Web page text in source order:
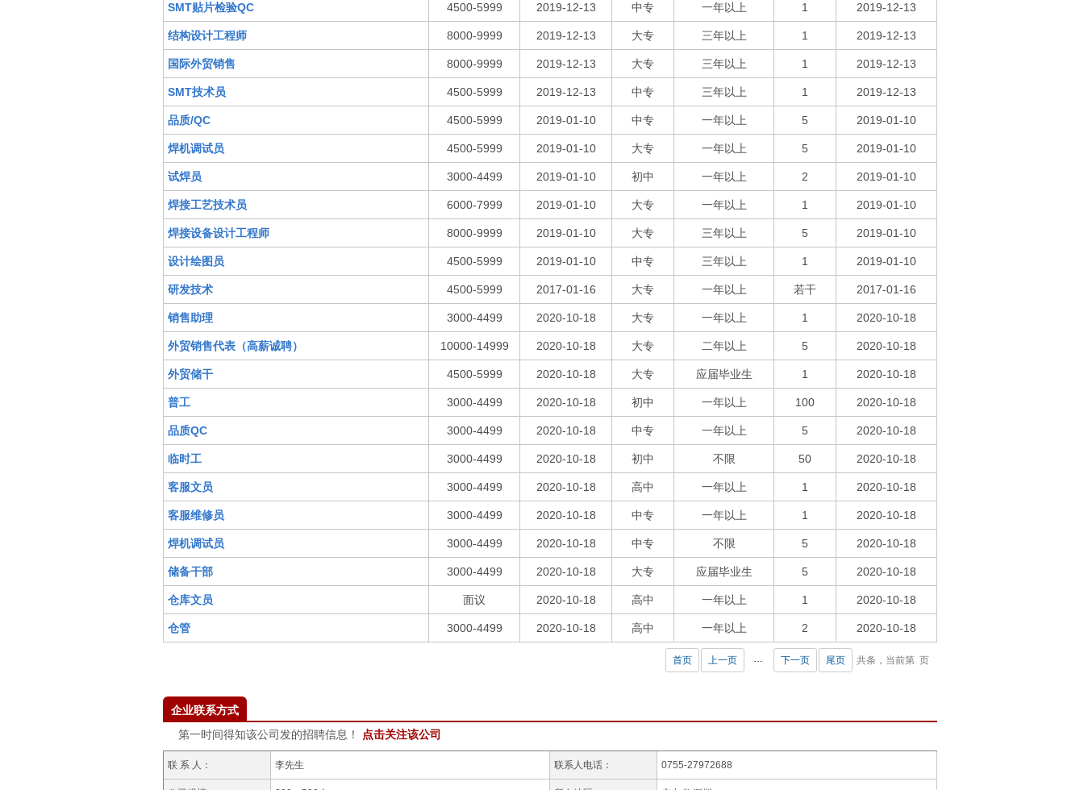
SMT贴片检验QC 4500-5999 2019-12-13 中专 一年以上 1 2019-12-13
结构设计工程师 8000-9999 2019-12-13 大专 三年以上 1 2019-12-13
国际外贸销售 8000-9999 2019-12-13 大专 三年以上 1 2019-12-13
SMT技术员 4500-5999 2019-12-13 中专 三年以上 1 2019-12-13
品质/QC 4500-5999 2019-01-10 中专 一年以上 5 2019-01-10
焊机调试员 4500-5999 2019-01-10 大专 一年以上 5 2019-01-10
试焊员 3000-4499 2019-01-10 初中 一年以上 2 2019-01-10
焊接工艺技术员 6000-7999 2019-01-10 大专 一年以上 1 2019-01-10
焊接设备设计工程师 8000-9999 2019-01-10 大专 三年以上 5 2019-01-10
设计绘图员 4500-5999 2019-01-10 中专 三年以上 1 2019-01-10
研发技术 4500-5999 2017-01-16 大专 一年以上 若干 2017-01-16
销售助理 3000-4499 2020-10-18 大专 一年以上 1 2020-10-18
外贸销售代表（高薪诚聘） 10000-14999 2020-10-18 大专 二年以上 5 2020-10-18
外贸储干 4500-5999 2020-10-18 大专 应届毕业生 1 2020-10-18
普工 3000-4499 2020-10-18 初中 一年以上 100 2020-10-18
品质QC 3000-4499 2020-10-18 中专 一年以上 5 2020-10-18
临时工 3000-4499 2020-10-18 初中 不限 50 2020-10-18
客服文员 3000-4499 2020-10-18 高中 一年以上 1 2020-10-18
客服维修员 3000-4499 2020-10-18 中专 一年以上 1 2020-10-18
焊机调试员 3000-4499 2020-10-18 中专 不限 5 2020-10-18
储备干部 3000-4499 2020-10-18 大专 应届毕业生 5 2020-10-18
仓库文员 面议 2020-10-18 高中 一年以上 1 2020-10-18
仓管 3000-4499 2020-10-18 高中 一年以上 2 2020-10-18
共条，当前第 页
尾页
下一页
…
上一页
首页
企业联系方式
第一时间得知该公司发的招聘信息！
点击关注该公司
联 系 人： 李先生 联系人电话： 0755-27972688